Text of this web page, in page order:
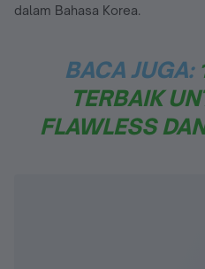
dalam Bahasa Korea.
BACA JUGA:
TERBAIK
FLAWLESS